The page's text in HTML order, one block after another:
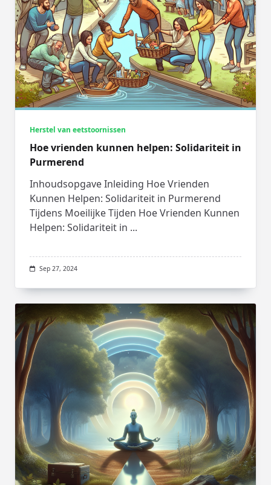
Herstel van eetstoornissen
Hoe vrienden kunnen helpen: Solidariteit in
Purmerend
Inhoudsopgave Inleiding Hoe Vrienden
Kunnen Helpen: Solidariteit in Purmerend
Tijdens Moeilijke Tijden Hoe Vrienden Kunnen
Helpen: Solidariteit in ...
Sep 27, 2024